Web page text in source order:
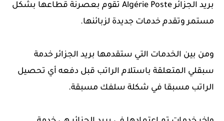
بريد الجزائر Algérie Poste تقوم بعصرنة قطاعها بشكل
مستمر وتقدم خدمات جديدة لزبائنها.
ومن بين الخدمات التي ستقدمها بريد الجزائر خدمة
سبقلي المتعلقة باستلام الراتب قبل دفعه أي تحصيل
الراتب مسبقا في شكلة سلفك مسبقة.